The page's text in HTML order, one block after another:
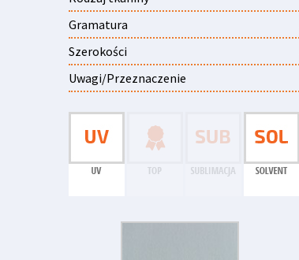
Gramatura
Szerokości
Uwagi/Przeznaczenie